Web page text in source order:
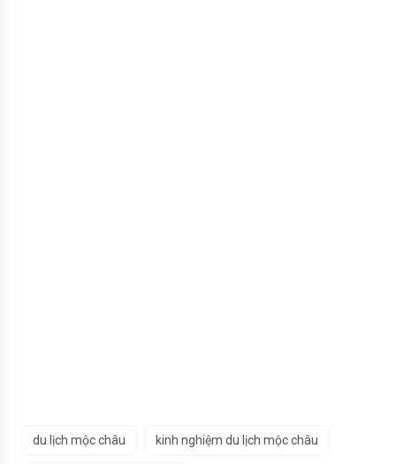
du lịch mộc châu kinh nghiệm du lịch mộc châu